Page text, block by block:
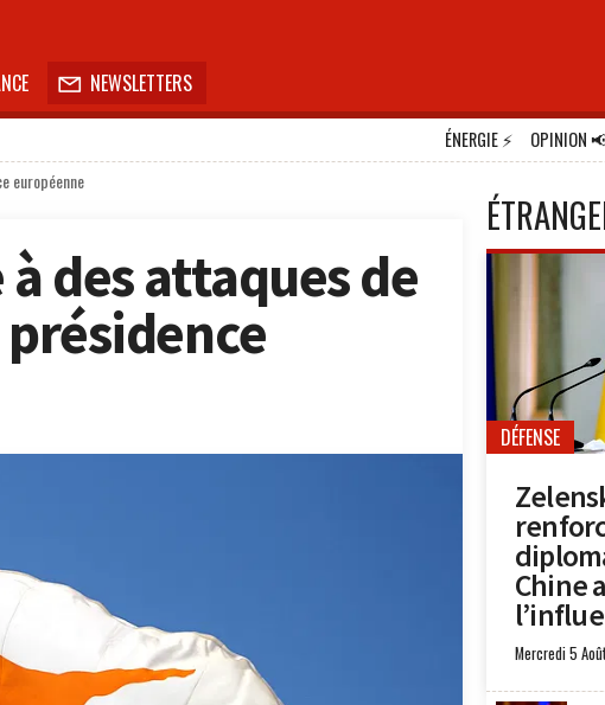
 NEWSLETTERS
ÉNERGIE⚡ OPINION
européenne
des attaques de
DÉFENSE
Chine
Mercredi 5